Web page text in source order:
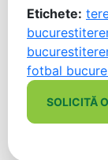
Etichete:
bucuresti
bucuresti
fotbal
SOLICITĂ